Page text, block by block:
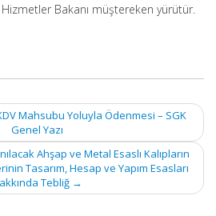
Hizmetler Bakanı müştereken yürütür.
Mahsubu Yoluyla Ödenmesi – SGK
Genel Yazı
Ahşap ve Metal Esaslı Kalıpların
Tasarım, Hesap ve Yapım Esasları
Tebliğ →